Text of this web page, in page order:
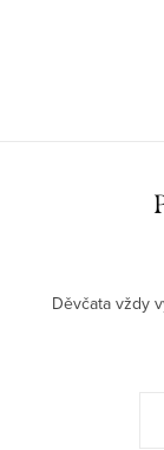
Děvčata vždy